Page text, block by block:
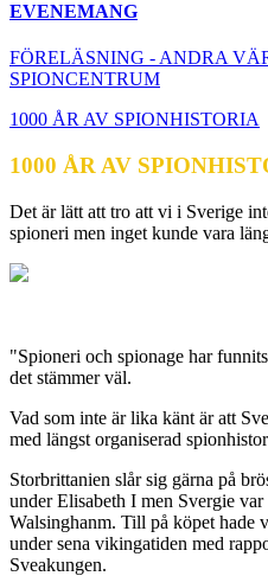
EVENEMANG
FÖRELÄSNING - ANDRA
SPIONCENTRUM
1000 ÅR AV SPIONHISTORIA
1000 ÅR AV
Det är lätt att tro att vi i Sverige
spioneri men inget kunde vara
"Spioneri och spionage har
det stämmer väl.
Vad som inte är lika känt är att
med längst organiserad
Storbrittanien slår sig gärna på
under Elisabeth I men Svergie
Walsinghanm. Till på köpet hade
under sena vikingatiden med
Sveakungen.